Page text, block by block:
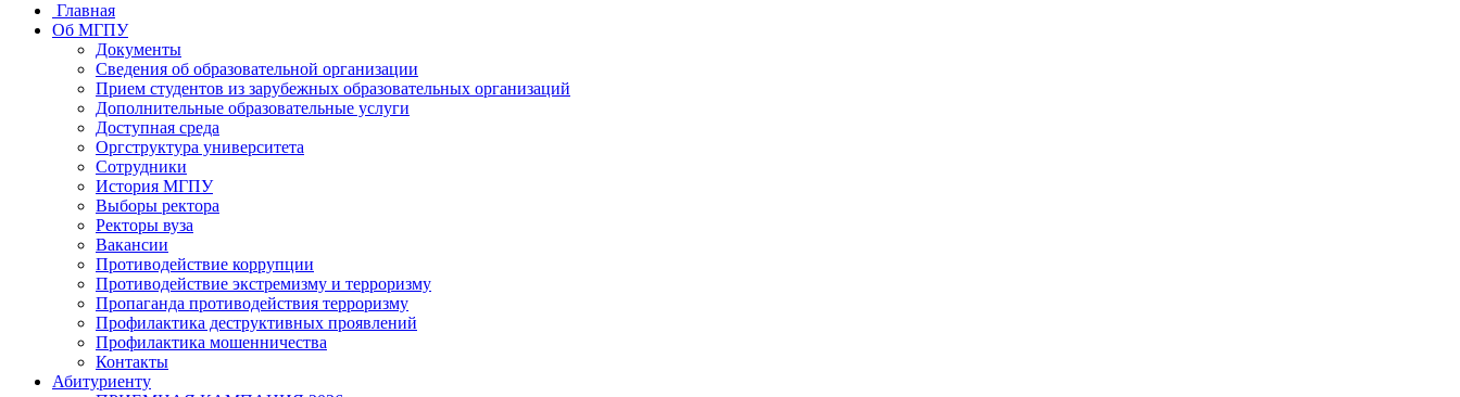
Главная
Об МГПУ
Документы
Сведения об образовательной организации
Прием студентов из зарубежных образовательных организаций
Дополнительные образовательные услуги
Доступная среда
Оргструктура университета
Сотрудники
История МГПУ
Выборы ректора
Ректоры вуза
Вакансии
Противодействие коррупции
Противодействие экстремизму и терроризму
Пропаганда противодействия терроризму
Профилактика деструктивных проявлений
Профилактика мошенничества
Контакты
Абитуриенту